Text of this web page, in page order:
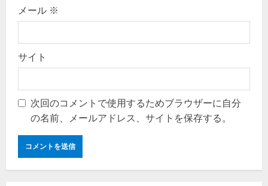
メール ※
サイト
次回のコメントで使用するためブラウザーに自分
の名前、メールアドレス、サイトを保存する。